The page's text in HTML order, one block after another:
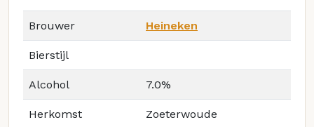
Brouwer Heineken
Bierstijl
Alcohol 7.0%
Herkomst Zoeterwoude